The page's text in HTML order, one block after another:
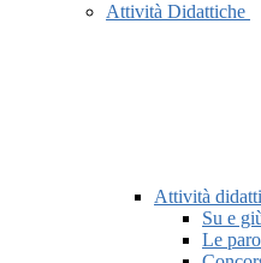
Attività Didattiche
Attività
Su e
Le